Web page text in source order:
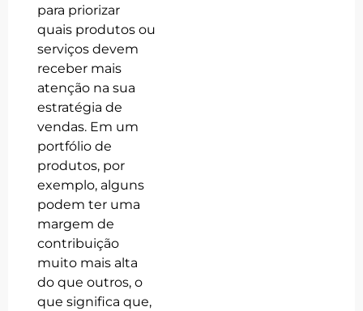
para priorizar
quais produtos ou
serviços devem
receber mais
atenção na sua
estratégia de
vendas. Em um
portfólio de
produtos, por
exemplo, alguns
podem ter uma
margem de
contribuição
muito mais alta
do que outros, o
que significa que,